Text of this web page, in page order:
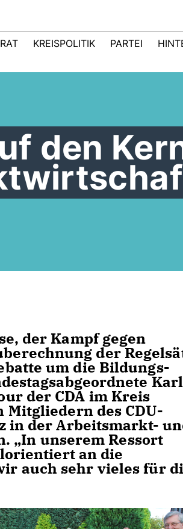
KREISPOLITIK PARTEI
den
der Kampf gegen
der
um die Bildungs-
Karl
der CDA im Kreis
Mitgliedern des CDU-
in der Arbeitsmarkt-
„In unserem Ressort
an die
auch sehr vieles für